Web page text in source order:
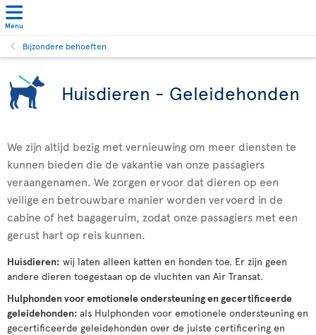
Menu
Bijzondere behoeften
Huisdieren - Geleidehonden
We zijn altijd bezig met vernieuwing om meer diensten te
kunnen bieden die de vakantie van onze passagiers
veraangenamen. We zorgen ervoor dat dieren op een
veilige en betrouwbare manier worden vervoerd in de
cabine of het bagageruim, zodat onze passagiers met een
gerust hart op reis kunnen.
Huisdieren: wij laten alleen katten en honden toe. Er zijn geen
andere dieren toegestaan op de vluchten van Air Transat.
Hulphonden voor emotionele ondersteuning en gecertificeerde
geleidehonden: als Hulphonden voor emotionele ondersteuning en
gecertificeerde geleidehonden over de juiste certificering en